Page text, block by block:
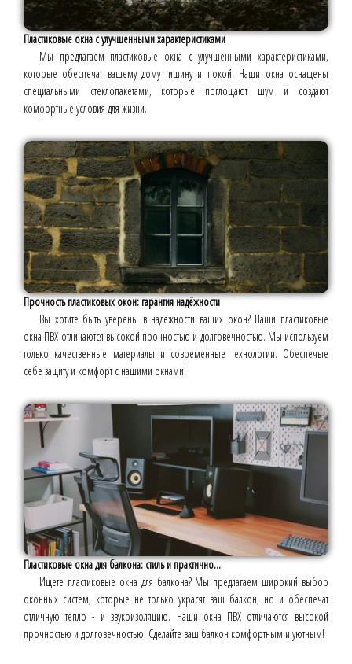
Пластиковые окна с улучшенными характеристиками
Мы предлагаем пластиковые окна с улучшенными характеристиками,
которые обеспечат вашему дому тишину и покой. Наши окна оснащены
специальными стеклопакетами, которые поглощают шум и создают
комфортные условия для жизни.
Прочность пластиковых окон: гарантия надёжности
Вы хотите быть уверены в надёжности ваших окон? Наши пластиковые
окна ПВХ отличаются высокой прочностью и долговечностью. Мы используем
только качественные материалы и современные технологии. Обеспечьте
себе защиту и комфорт с нашими окнами!
Пластиковые окна для балкона: стиль и практично...
Ищете пластиковые окна для балкона? Мы предлагаем широкий выбор
оконных систем, которые не только украсят ваш балкон, но и обеспечат
отличную тепло - и звукоизоляцию. Наши окна ПВХ отличаются высокой
прочностью и долговечностью. Сделайте ваш балкон комфортным и уютным!